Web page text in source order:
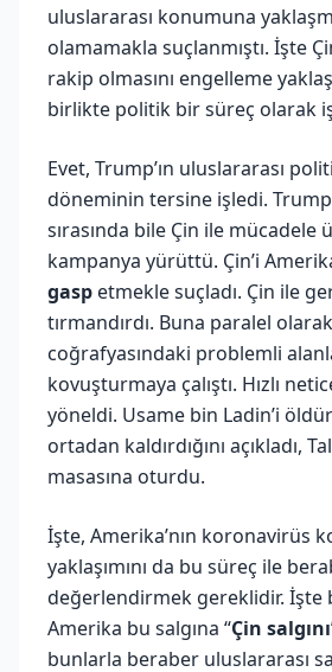
uluslararası konumuna
olamamakla suçlanmıştı. İşte
rakip olmasını engelleme
birlikte politik bir süreç olarak
Evet, Trump’ın uluslararası
döneminin tersine işledi. Trump
sırasında bile Çin ile mücadele
kampanya yürüttü. Çin’i
gasp etmekle suçladı. Çin ile
tırmandırdı. Buna paralel
coğrafyasındaki problemli
kovuşturmaya çalıştı. Hızlı
yöneldi. Usame bin Ladin’i
ortadan kaldırdığını açıkladı,
masasına oturdu.
İşte, Amerika’nın koronavirüs
yaklaşımını da bu süreç ile
değerlendirmek gereklidir. İşte
Amerika bu salgına “Çin
bunlarla beraber uluslararası